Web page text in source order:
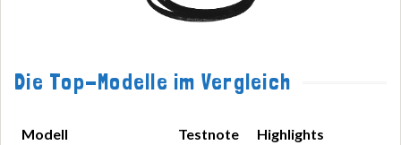
Die Top-Modelle im Vergleich
Modell Testnote
Highlights